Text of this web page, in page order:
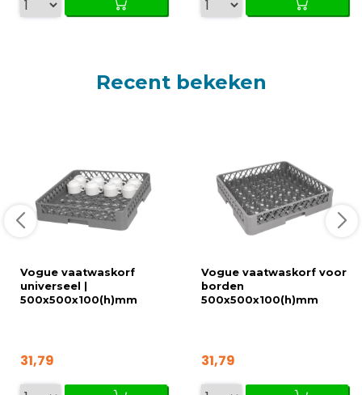
Recent bekeken
Vogue vaatwaskorf
universeel |
500x500x100(h)mm
31,79
Vogue vaatwaskorf voor
borden
500x500x100(h)mm
31,79